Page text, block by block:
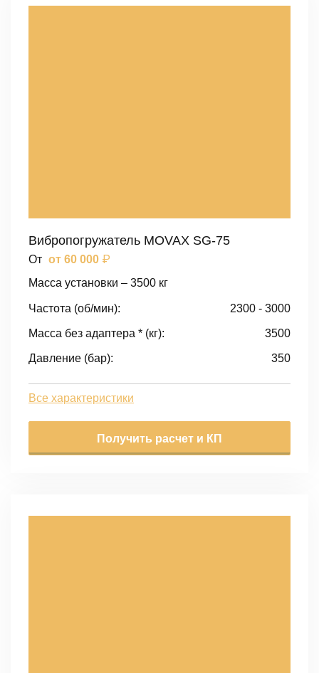
Вибропогружатель MOVAX SG-75
От от 60 000 ₽
Масса установки – 3500 кг
Частота (об/мин): 2300 - 3000
Масса без адаптера * (кг): 3500
Давление (бар): 350
Все характеристики
Получить расчет и КП